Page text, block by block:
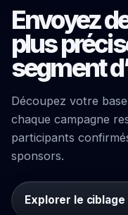
Envoyez
plus
segment
Découpez votre
chaque campagne
participants
sponsors.
Explorer le ciblage